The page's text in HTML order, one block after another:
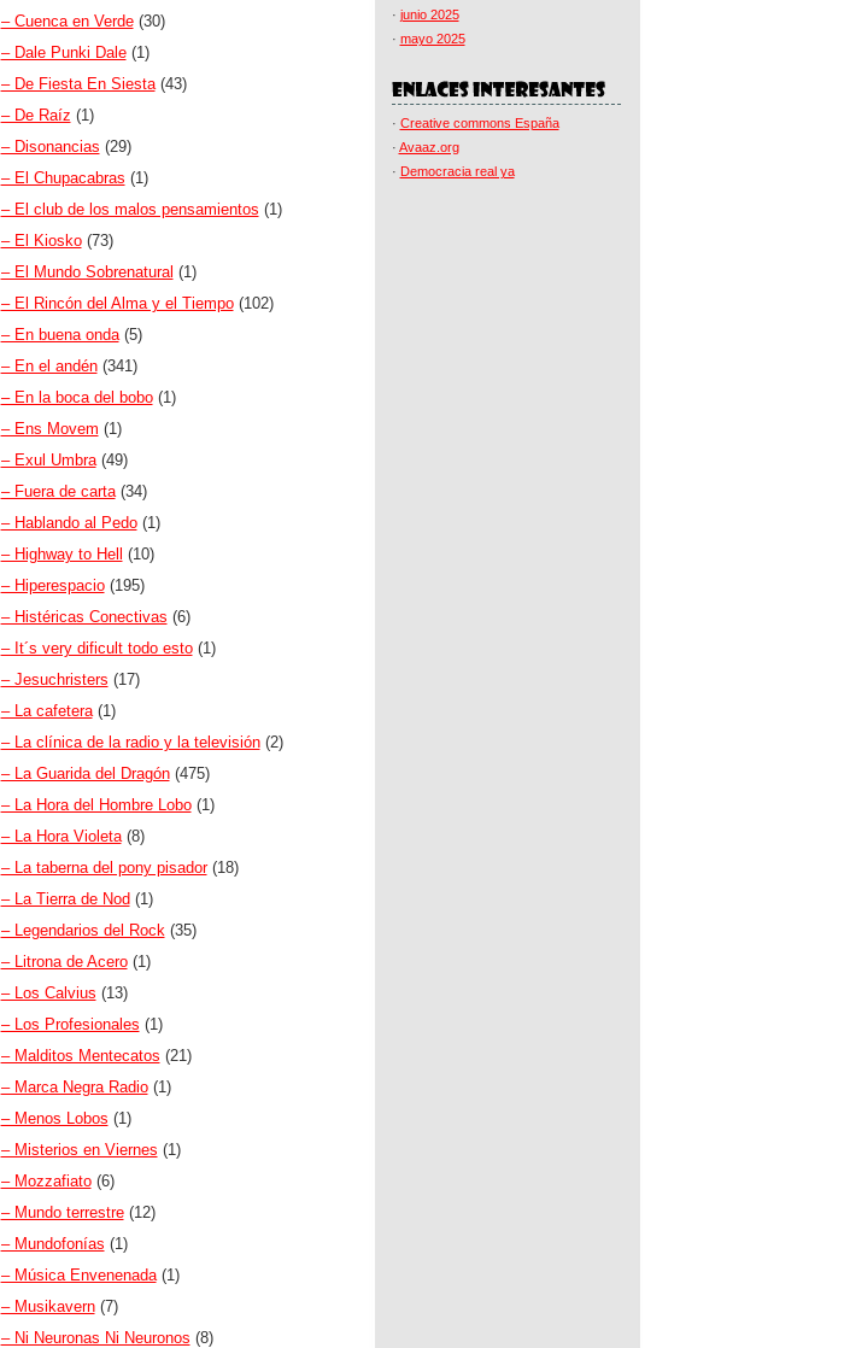
– Cuenca en Verde(30)
– Dale Punki Dale(1)
– De Fiesta En Siesta(43)
– De Raíz (1)
– Disonancias (29)
– El Chupacabras (1)
– El club de los malos pensamientos (1)
– El Kiosko(73)
– El Mundo Sobrenatural (1)
– El Rincón del Alma y el Tiempo(102)
– En buena onda(5)
– En el andén(341)
– En la boca del bobo(1)
– Ens Movem (1)
– Exul Umbra(49)
– Fuera de carta(34)
– Hablando al Pedo(1)
– Highway to Hell (10)
– Hiperespacio(195)
– Histéricas Conectivas (6)
– It´s very dificult todo esto(1)
– Jesuchristers (17)
– La cafetera(1)
– La clínica de la radio y la televisión(2)
– La Guarida del Dragón(475)
– La Hora del Hombre Lobo(1)
– La Hora Violeta(8)
– La taberna del pony pisador(18)
– La Tierra de Nod(1)
– Legendarios del Rock (35)
– Litrona de Acero(1)
– Los Calvius (13)
– Los Profesionales (1)
– Malditos Mentecatos (21)
– Marca Negra Radio(1)
– Menos Lobos (1)
– Misterios en Viernes (1)
– Mozzafiato(6)
– Mundo terrestre(12)
– Mundofonías (1)
– Música Envenenada(1)
– Musikavern(7)
– Ni Neuronas Ni Neuronos (8)
· junio 2025
· mayo 2025
· Creative commons España
· Avaaz.org
· Democracia real ya